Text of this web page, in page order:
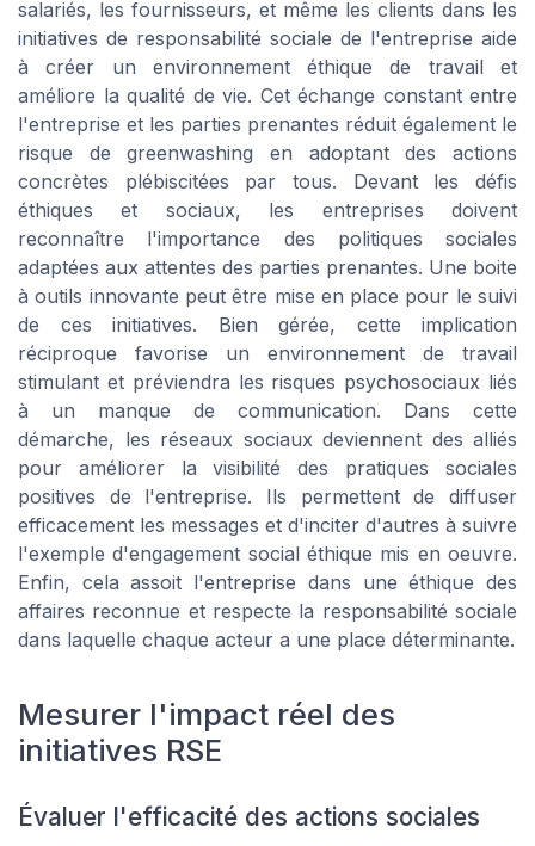
salariés, les fournisseurs, et même les clients dans les
initiatives de responsabilité sociale de l'entreprise aide
à créer un environnement éthique de travail et
améliore la qualité de vie. Cet échange constant entre
l'entreprise et les parties prenantes réduit également le
risque de greenwashing en adoptant des actions
concrètes plébiscitées par tous. Devant les défis
éthiques et sociaux, les entreprises doivent
reconnaître l'importance des politiques sociales
adaptées aux attentes des parties prenantes. Une boite
à outils innovante peut être mise en place pour le suivi
de ces initiatives. Bien gérée, cette implication
réciproque favorise un environnement de travail
stimulant et préviendra les risques psychosociaux liés
à un manque de communication. Dans cette
démarche, les réseaux sociaux deviennent des alliés
pour améliorer la visibilité des pratiques sociales
positives de l'entreprise. Ils permettent de diffuser
efficacement les messages et d'inciter d'autres à suivre
l'exemple d'engagement social éthique mis en oeuvre.
Enfin, cela assoit l'entreprise dans une éthique des
affaires reconnue et respecte la responsabilité sociale
dans laquelle chaque acteur a une place déterminante.
Mesurer l'impact réel des
initiatives RSE
Évaluer l'efficacité des actions sociales